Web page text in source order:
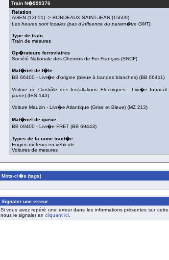
Train N�999376
Relation
AGEN (13h51) -> BORDEAUX-SAINT-JEAN (15h09)
Les heures sont locales (pas d'influence du param�tre GMT).
Type de train
Train de mesures
Op�rateurs ferroviaires
Société Nationale des Chemins de Fer Français (SNCF)
Mat�riel de t�te
BB 66400 - Livr�e d'origine (bleue à bandes blanches) (BB 66411)
Voiture de Contrôle des Installations Electriques- Livr�e Infrarail
jaune) (IES 143)
Voiture Mauzin - Livr�e Atlantique (Grise et Bleue) (MZ 213)
Mat�riel de queue
BB 69400 - Livr�e FRET (BB 69443)
Types de la rame tract�e
Engins moteurs en véhicule
Voitures de mesures
Mots-cl�s (tags)
Signaler une erreur
Si vous avez repéré une erreur dans les informations présentes sur
nous le signaler en cliquant ici.